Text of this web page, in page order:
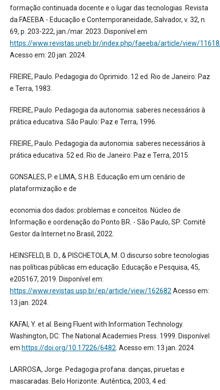
formação continuada docente e o lugar das tecnologias. Revista
da FAEEBA - Educação e Contemporaneidade, Salvador, v. 32, n.
69, p. 203-222, jan./mar. 2023. Disponível em
https://www.revistas.uneb.br/index.php/faeeba/article/view/
Acesso em: 20 jan. 2024.
FREIRE, Paulo. Pedagogia do Oprimido. 12 ed. Rio de Janeiro: Paz
e Terra, 1983.
FREIRE, Paulo. Pedagogia da autonomia: saberes necessários à
prática educativa. São Paulo: Paz e Terra, 1996.
FREIRE, Paulo. Pedagogia da autonomia: saberes necessários à
prática educativa. 52 ed. Rio de Janeiro: Paz e Terra, 2015.
GONSALES, P. e LIMA, S.H.B. Educação em um cenário de
plataformização e de
economia dos dados: problemas e conceitos. Núcleo de
Informação e oordenação do Ponto BR. - São Paulo, SP: Comitê
Gestor da Internet no Brasil, 2022.
HEINSFELD, B. D., & PISCHETOLA, M. O discurso sobre tecnologias
nas políticas públicas em educação. Educação e Pesquisa, 45,
e205167, 2019. Disponível em:
https://www.revistas.usp.br/ep/article/view/162682 Acesso em:
13 jan. 2024.
KAFAI, Y. et al. Being Fluent with Information Technology.
Washington, DC: The National Academies Press. 1999. Disponível
em https://doi.org/10.17226/6482 . Acesso em: 13 jan. 2024.
LARROSA, Jorge. Pedagogia profana: danças, piruetas e
mascaradas. Belo Horizonte: Autêntica, 2003, 4 ed.